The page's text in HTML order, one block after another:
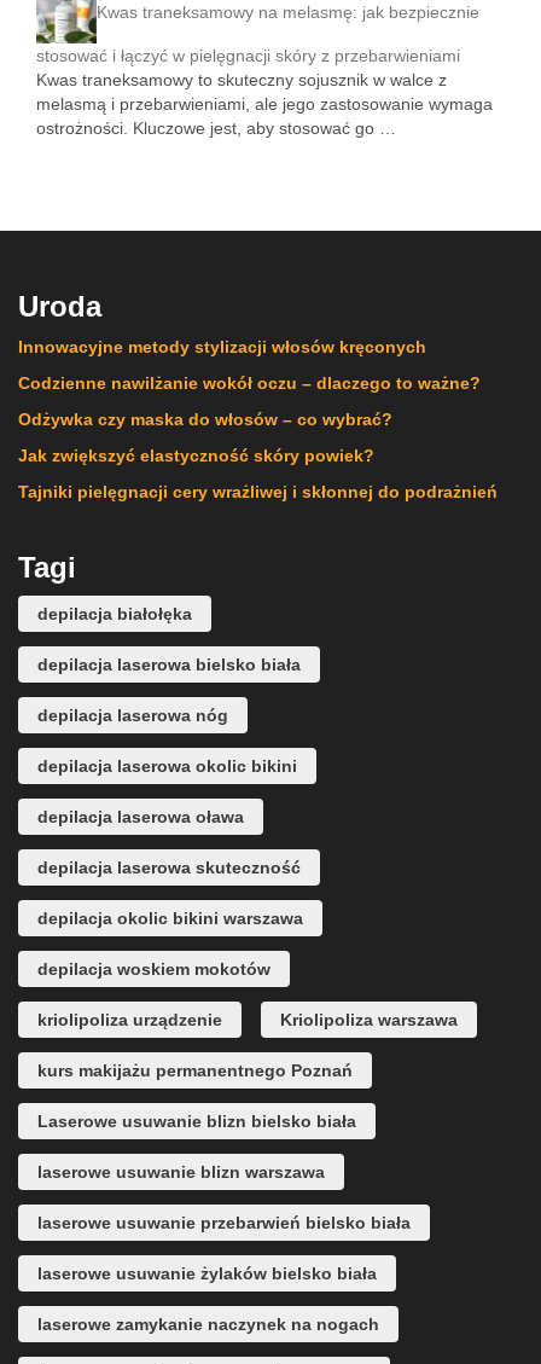
Kwas traneksamowy na melasmę: jak bezpiecznie
stosować i łączyć w pielęgnacji skóry z przebarwieniami
Kwas traneksamowy to skuteczny sojusznik w walce z
melasmą i przebarwieniami, ale jego zastosowanie wymaga
ostrożności. Kluczowe jest, aby stosować go …
Uroda
Innowacyjne metody stylizacji włosów kręconych
Codzienne nawilżanie wokół oczu – dlaczego to ważne?
Odżywka czy maska do włosów – co wybrać?
Jak zwiększyć elastyczność skóry powiek?
Tajniki pielęgnacji cery wrażliwej i skłonnej do podrażnień
Tagi
depilacja białołęka
depilacja laserowa bielsko biała
depilacja laserowa nóg
depilacja laserowa okolic bikini
depilacja laserowa oława
depilacja laserowa skuteczność
depilacja okolic bikini warszawa
depilacja woskiem mokotów
kriolipoliza urządzenie Kriolipoliza warszawa
kurs makijażu permanentnego Poznań
Laserowe usuwanie blizn bielsko biała
laserowe usuwanie blizn warszawa
laserowe usuwanie przebarwień bielsko biała
laserowe usuwanie żylaków bielsko biała
laserowe zamykanie naczynek na nogach